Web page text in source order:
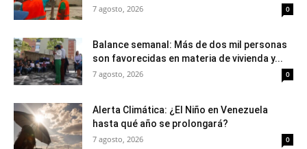
7 agosto, 2026 0
Balance semanal: Más de dos mil personas
son favorecidas en materia de vivienda y...
7 agosto, 2026 0
Alerta Climática: ¿El Niño en Venezuela
hasta qué año se prolongará?
7 agosto, 2026 0